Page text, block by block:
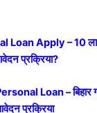
Loan Apply – 10
प्रक्रिया?
Loan – बिहार
प्रक्रिया